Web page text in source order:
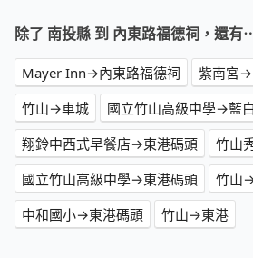
除了 南投縣 到 內東路福德祠，還有
Mayer Inn→內東路福德祠
紫南宮→
竹山→車城
國立竹山高級中學→藍
翔鈴中西式早餐店→東港碼頭
竹山
國立竹山高級中學→東港碼頭
竹山
中和國小→東港碼頭
竹山→東港